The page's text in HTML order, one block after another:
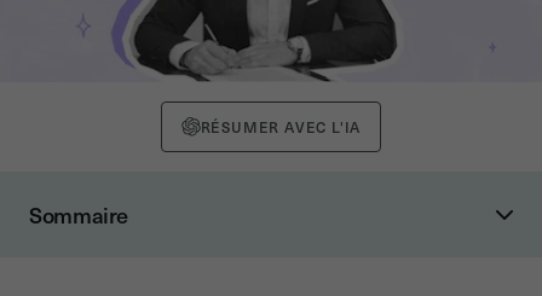
RÉSUMER AVEC L'IA
Sommaire